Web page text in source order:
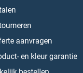
aanvragen
en kleur garantie